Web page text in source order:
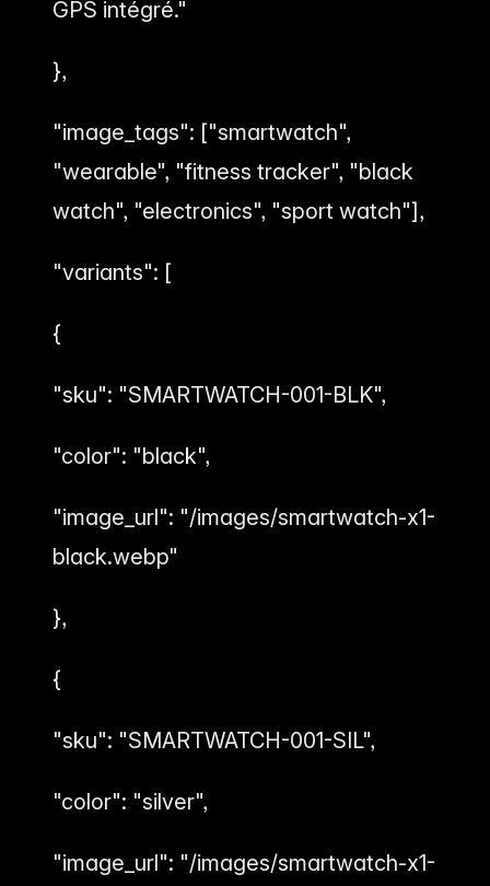
GPS intégré."
},
"image_tags": ["smartwatch",
"wearable", "fitness tracker", "black
watch", "electronics", "sport watch"],
"variants": [
{
"sku": "SMARTWATCH-001-BLK",
"color": "black",
"image_url": "/images/smartwatch-x1-
black.webp"
},
{
"sku": "SMARTWATCH-001-SIL",
"color": "silver",
"image_url": "/images/smartwatch-x1-